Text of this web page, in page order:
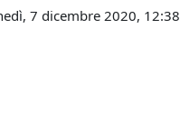
7 dicembre 2020, 12:38